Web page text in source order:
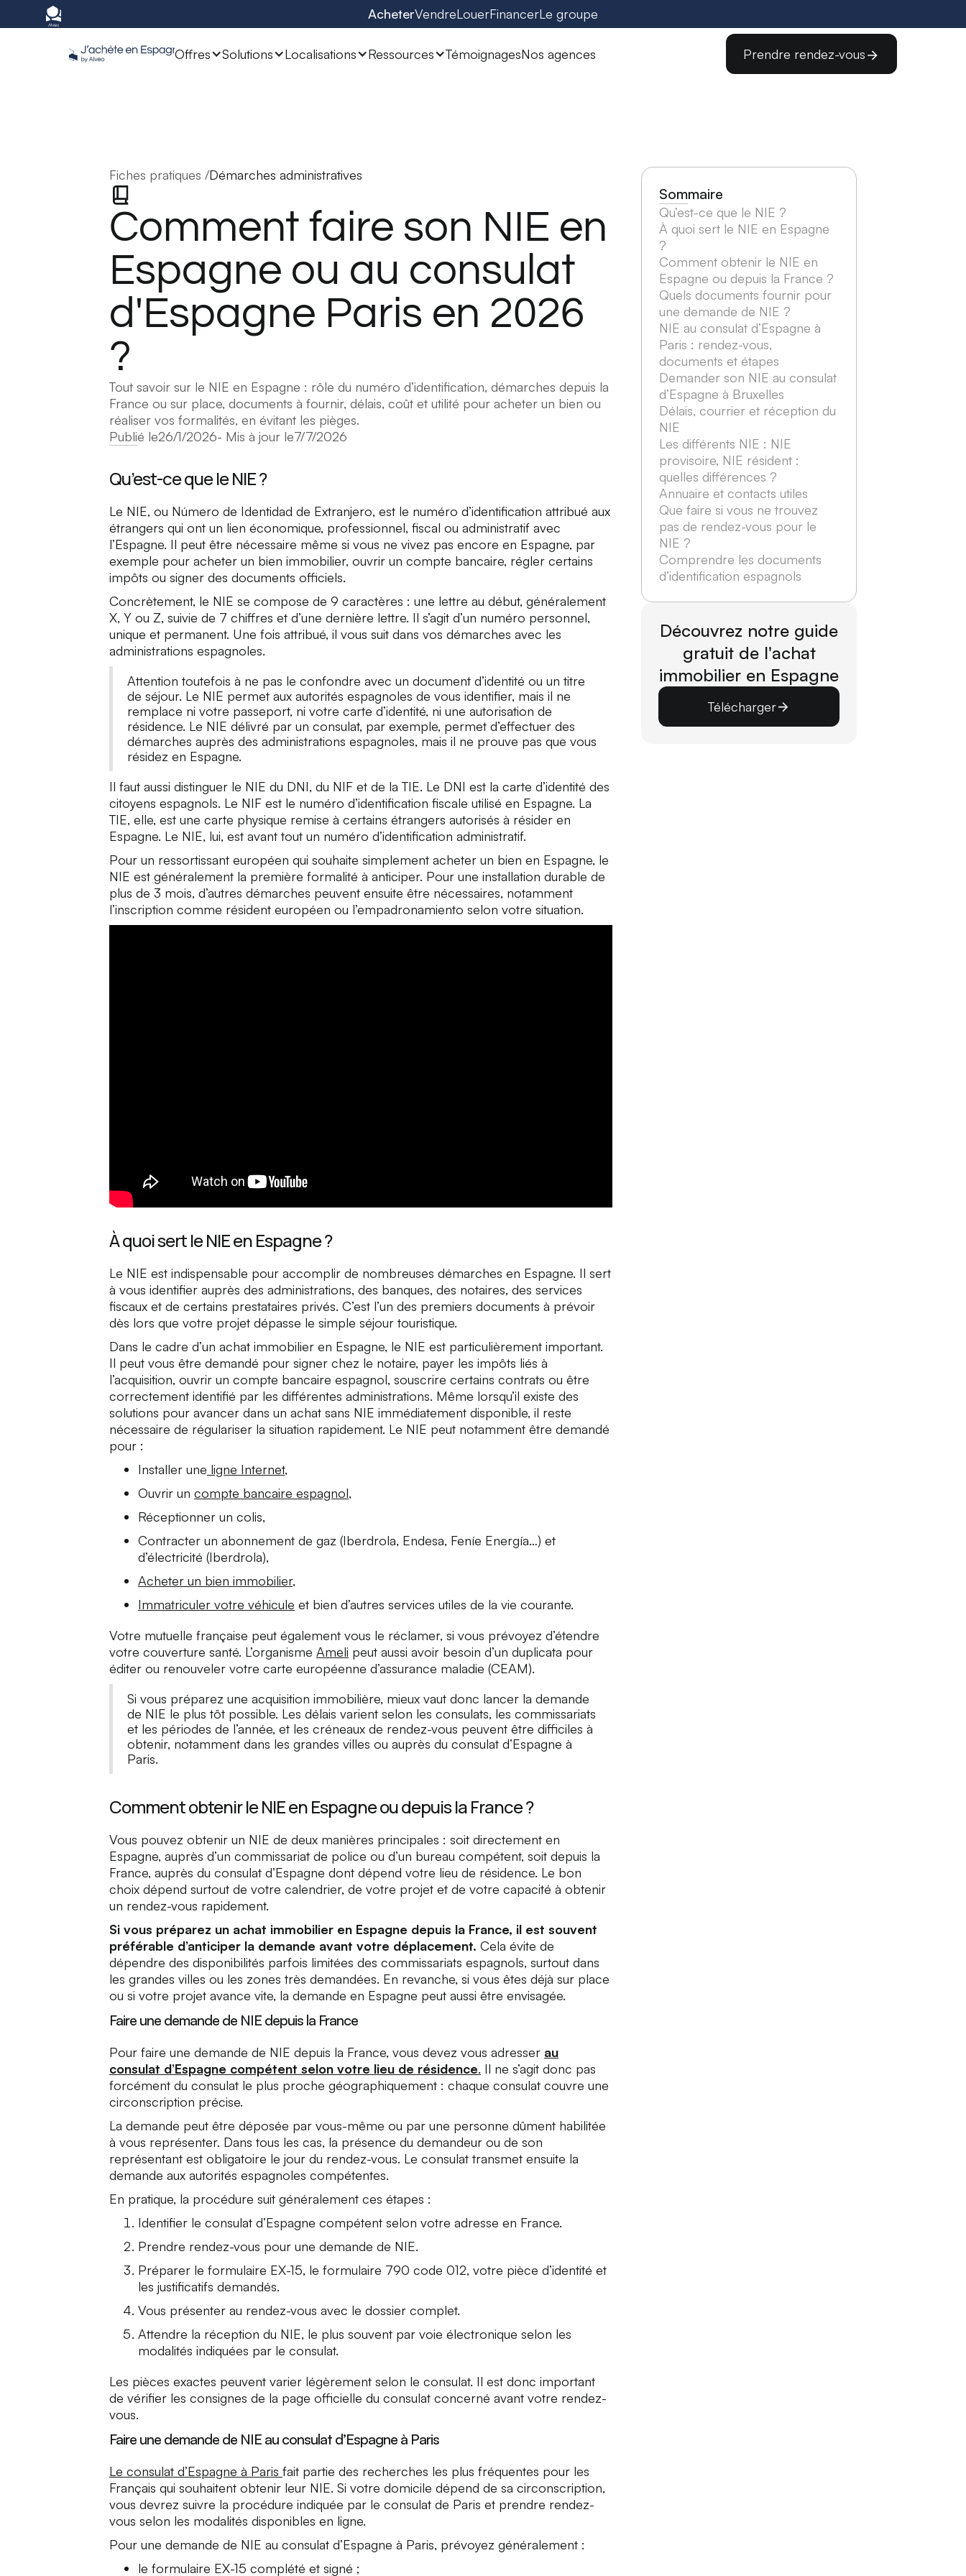
AcheterVendreLouerFinancerLe groupe
Offres Solutions Localisations Ressources TémoignagesNos agences Prendre rendez-vous
Fiches pratiques /Démarches administratives
Comment faire son NIE en
Espagne ou au consulat
d'Espagne Paris en 2026
?
Tout savoir sur le NIE en Espagne : rôle du numéro d’identification, démarches depuis la
France ou sur place, documents à fournir, délais, coût et utilité pour acheter un bien ou
réaliser vos formalités, en évitant les pièges.
Publié le26/1/2026- Mis à jour le7/7/2026
Qu’est-ce que le NIE ?
Le NIE, ou Número de Identidad de Extranjero, est le numéro d’identification attribué aux
étrangers qui ont un lien économique, professionnel, fiscal ou administratif avec
l’Espagne. Il peut être nécessaire même si vous ne vivez pas encore en Espagne, par
exemple pour acheter un bien immobilier, ouvrir un compte bancaire, régler certains
impôts ou signer des documents officiels.
Concrètement, le NIE se compose de 9 caractères : une lettre au début, généralement
X, Y ou Z, suivie de 7 chiffres et d’une dernière lettre. Il s’agit d’un numéro personnel,
unique et permanent. Une fois attribué, il vous suit dans vos démarches avec les
administrations espagnoles.
Attention toutefois à ne pas le confondre avec un document d’identité ou un titre
de séjour. Le NIE permet aux autorités espagnoles de vous identifier, mais il ne
remplace ni votre passeport, ni votre carte d’identité, ni une autorisation de
résidence. Le NIE délivré par un consulat, par exemple, permet d’effectuer des
démarches auprès des administrations espagnoles, mais il ne prouve pas que vous
résidez en Espagne.
Il faut aussi distinguer le NIE du DNI, du NIF et de la TIE. Le DNI est la carte d’identité des
citoyens espagnols. Le NIF est le numéro d’identification fiscale utilisé en Espagne. La
TIE, elle, est une carte physique remise à certains étrangers autorisés à résider en
Espagne. Le NIE, lui, est avant tout un numéro d’identification administratif.
Pour un ressortissant européen qui souhaite simplement acheter un bien en Espagne, le
NIE est généralement la première formalité à anticiper. Pour une installation durable de
plus de 3 mois, d’autres démarches peuvent ensuite être nécessaires, notamment
l’inscription comme résident européen ou l’empadronamiento selon votre situation.
À quoi sert le NIE en Espagne ?
Le NIE est indispensable pour accomplir de nombreuses démarches en Espagne. Il sert
à vous identifier auprès des administrations, des banques, des notaires, des services
fiscaux et de certains prestataires privés. C’est l’un des premiers documents à prévoir
dès lors que votre projet dépasse le simple séjour touristique.
Dans le cadre d’un achat immobilier en Espagne, le NIE est particulièrement important.
Il peut vous être demandé pour signer chez le notaire, payer les impôts liés à
l’acquisition, ouvrir un compte bancaire espagnol, souscrire certains contrats ou être
correctement identifié par les différentes administrations. Même lorsqu’il existe des
solutions pour avancer dans un achat sans NIE immédiatement disponible, il reste
nécessaire de régulariser la situation rapidement. Le NIE peut notamment être demandé
pour :
Installer une ligne Internet,
Ouvrir un compte bancaire espagnol,
Réceptionner un colis,
Contracter un abonnement de gaz (Iberdrola, Endesa, Feníe Energía…) et
d’électricité (Iberdrola),
Acheter un bien immobilier,
Immatriculer votre véhicule et bien d’autres services utiles de la vie courante.
Votre mutuelle française peut également vous le réclamer, si vous prévoyez d’étendre
votre couverture santé. L’organisme Ameli peut aussi avoir besoin d’un duplicata pour
éditer ou renouveler votre carte européenne d’assurance maladie (CEAM).
Si vous préparez une acquisition immobilière, mieux vaut donc lancer la demande
de NIE le plus tôt possible. Les délais varient selon les consulats, les commissariats
et les périodes de l’année, et les créneaux de rendez-vous peuvent être difficiles à
obtenir, notamment dans les grandes villes ou auprès du consulat d’Espagne à
Paris.
Comment obtenir le NIE en Espagne ou depuis la France ?
Vous pouvez obtenir un NIE de deux manières principales : soit directement en
Espagne, auprès d’un commissariat de police ou d’un bureau compétent, soit depuis la
France, auprès du consulat d’Espagne dont dépend votre lieu de résidence. Le bon
choix dépend surtout de votre calendrier, de votre projet et de votre capacité à obtenir
un rendez-vous rapidement.
Si vous préparez un achat immobilier en Espagne depuis la France, il est souvent
préférable d’anticiper la demande avant votre déplacement. Cela évite de
dépendre des disponibilités parfois limitées des commissariats espagnols, surtout dans
les grandes villes ou les zones très demandées. En revanche, si vous êtes déjà sur place
ou si votre projet avance vite, la demande en Espagne peut aussi être envisagée.
Faire une demande de NIE depuis la France
Pour faire une demande de NIE depuis la France, vous devez vous adresser au
consulat d’Espagne compétent selon votre lieu de résidence. Il ne s’agit donc pas
forcément du consulat le plus proche géographiquement : chaque consulat couvre une
circonscription précise.
La demande peut être déposée par vous-même ou par une personne dûment habilitée
à vous représenter. Dans tous les cas, la présence du demandeur ou de son
représentant est obligatoire le jour du rendez-vous. Le consulat transmet ensuite la
demande aux autorités espagnoles compétentes.
En pratique, la procédure suit généralement ces étapes :
Identifier le consulat d’Espagne compétent selon votre adresse en France.
Prendre rendez-vous pour une demande de NIE.
Préparer le formulaire EX-15, le formulaire 790 code 012, votre pièce d’identité et
les justificatifs demandés.
Vous présenter au rendez-vous avec le dossier complet.
Attendre la réception du NIE, le plus souvent par voie électronique selon les
modalités indiquées par le consulat.
Les pièces exactes peuvent varier légèrement selon le consulat. Il est donc important
de vérifier les consignes de la page officielle du consulat concerné avant votre rendez-
vous.
Faire une demande de NIE au consulat d’Espagne à Paris
Le consulat d’Espagne à Paris fait partie des recherches les plus fréquentes pour les
Français qui souhaitent obtenir leur NIE. Si votre domicile dépend de sa circonscription,
vous devrez suivre la procédure indiquée par le consulat de Paris et prendre rendez-
vous selon les modalités disponibles en ligne.
Pour une demande de NIE au consulat d’Espagne à Paris, prévoyez généralement :
le formulaire EX-15 complété et signé ;
Sommaire
Qu’est-ce que le NIE ?
À quoi sert le NIE en Espagne
?
Comment obtenir le NIE en
Espagne ou depuis la France ?
Quels documents fournir pour
une demande de NIE ?
NIE au consulat d’Espagne à
Paris : rendez-vous,
documents et étapes
Demander son NIE au consulat
d’Espagne à Bruxelles
Délais, courrier et réception du
NIE
Les différents NIE : NIE
provisoire, NIE résident :
quelles différences ?
Annuaire et contacts utiles
Que faire si vous ne trouvez
pas de rendez-vous pour le
NIE ?
Comprendre les documents
d’identification espagnols
Découvrez notre guide
gratuit de l'achat
immobilier en Espagne
Télécharger